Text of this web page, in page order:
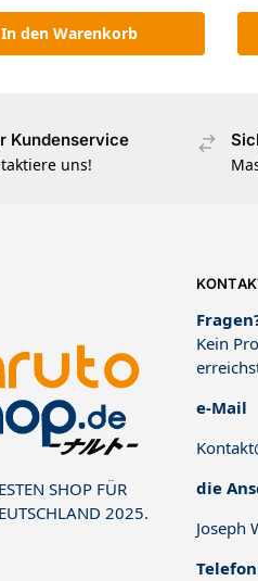
In den Warenkorb
Kundenservice
uns!
SHOP FÜR
2025.
Kein
e-Mail
die
Joseph